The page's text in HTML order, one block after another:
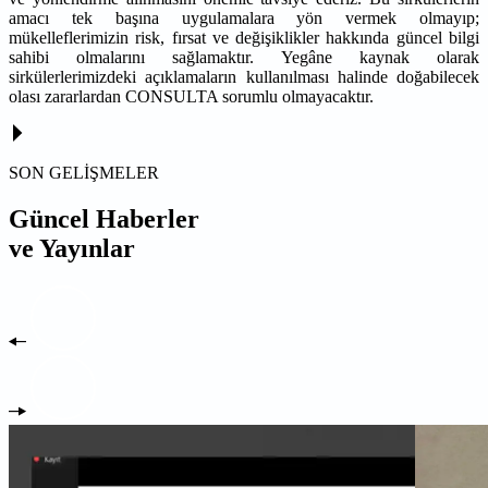
amacı tek başına uygulamalara yön vermek olmayıp;
mükelleflerimizin risk, fırsat ve değişiklikler hakkında güncel bilgi
sahibi olmalarını sağlamaktır. Yegâne kaynak olarak
sirkülerlerimizdeki açıklamaların kullanılması halinde doğabilecek
olası zararlardan CONSULTA sorumlu olmayacaktır.
SON GELİŞMELER
Güncel Haberler
ve Yayınlar